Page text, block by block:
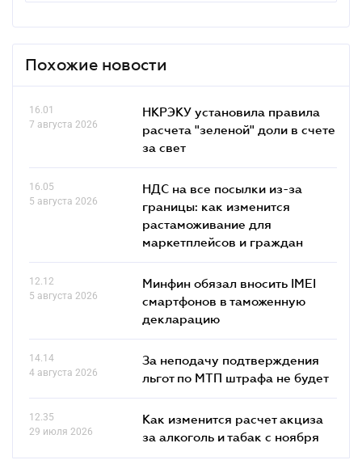
Похожие новости
16.01
7 августа 2026
НКРЭКУ установила правила
расчета "зеленой" доли в счете
за свет
16.05
5 августа 2026
НДС на все посылки из-за
границы: как изменится
растаможивание для
маркетплейсов и граждан
12.12
5 августа 2026
Минфин обязал вносить IMEI
смартфонов в таможенную
декларацию
14.14
4 августа 2026
За неподачу подтверждения
льгот по МТП штрафа не будет
12.35
29 июля 2026
Как изменится расчет акциза
за алкоголь и табак с ноября